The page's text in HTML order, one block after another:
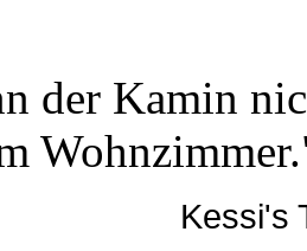
der Kamin
Kessi's